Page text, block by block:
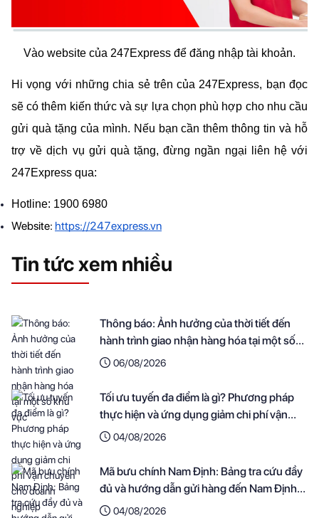
Vào website của 247Express để đăng nhập tài khoản.
Hi vọng với những chia sẻ trên của 247Express, bạn đọc
sẽ có thêm kiến thức và sự lựa chọn phù hợp cho nhu cầu
gửi quà tặng của mình. Nếu bạn cần thêm thông tin và hỗ
trợ về dịch vụ gửi quà tặng, đừng ngần ngại liên hệ với
247Express qua:
Hotline: 1900 6980
Website: https://247express.vn
Tin tức xem nhiều
Thông báo: Ảnh hưởng của thời tiết đến
hành trình giao nhận hàng hóa tại một số
khu vực
06/08/2026
Tối ưu tuyến đa điểm là gì? Phương pháp
thực hiện và ứng dụng giảm chi phí vận
chuyển cho doanh nghiệp
04/08/2026
Mã bưu chính Nam Định: Bảng tra cứu đầy
đủ và hướng dẫn gửi hàng đến Nam Định
nhanh nhất
04/08/2026